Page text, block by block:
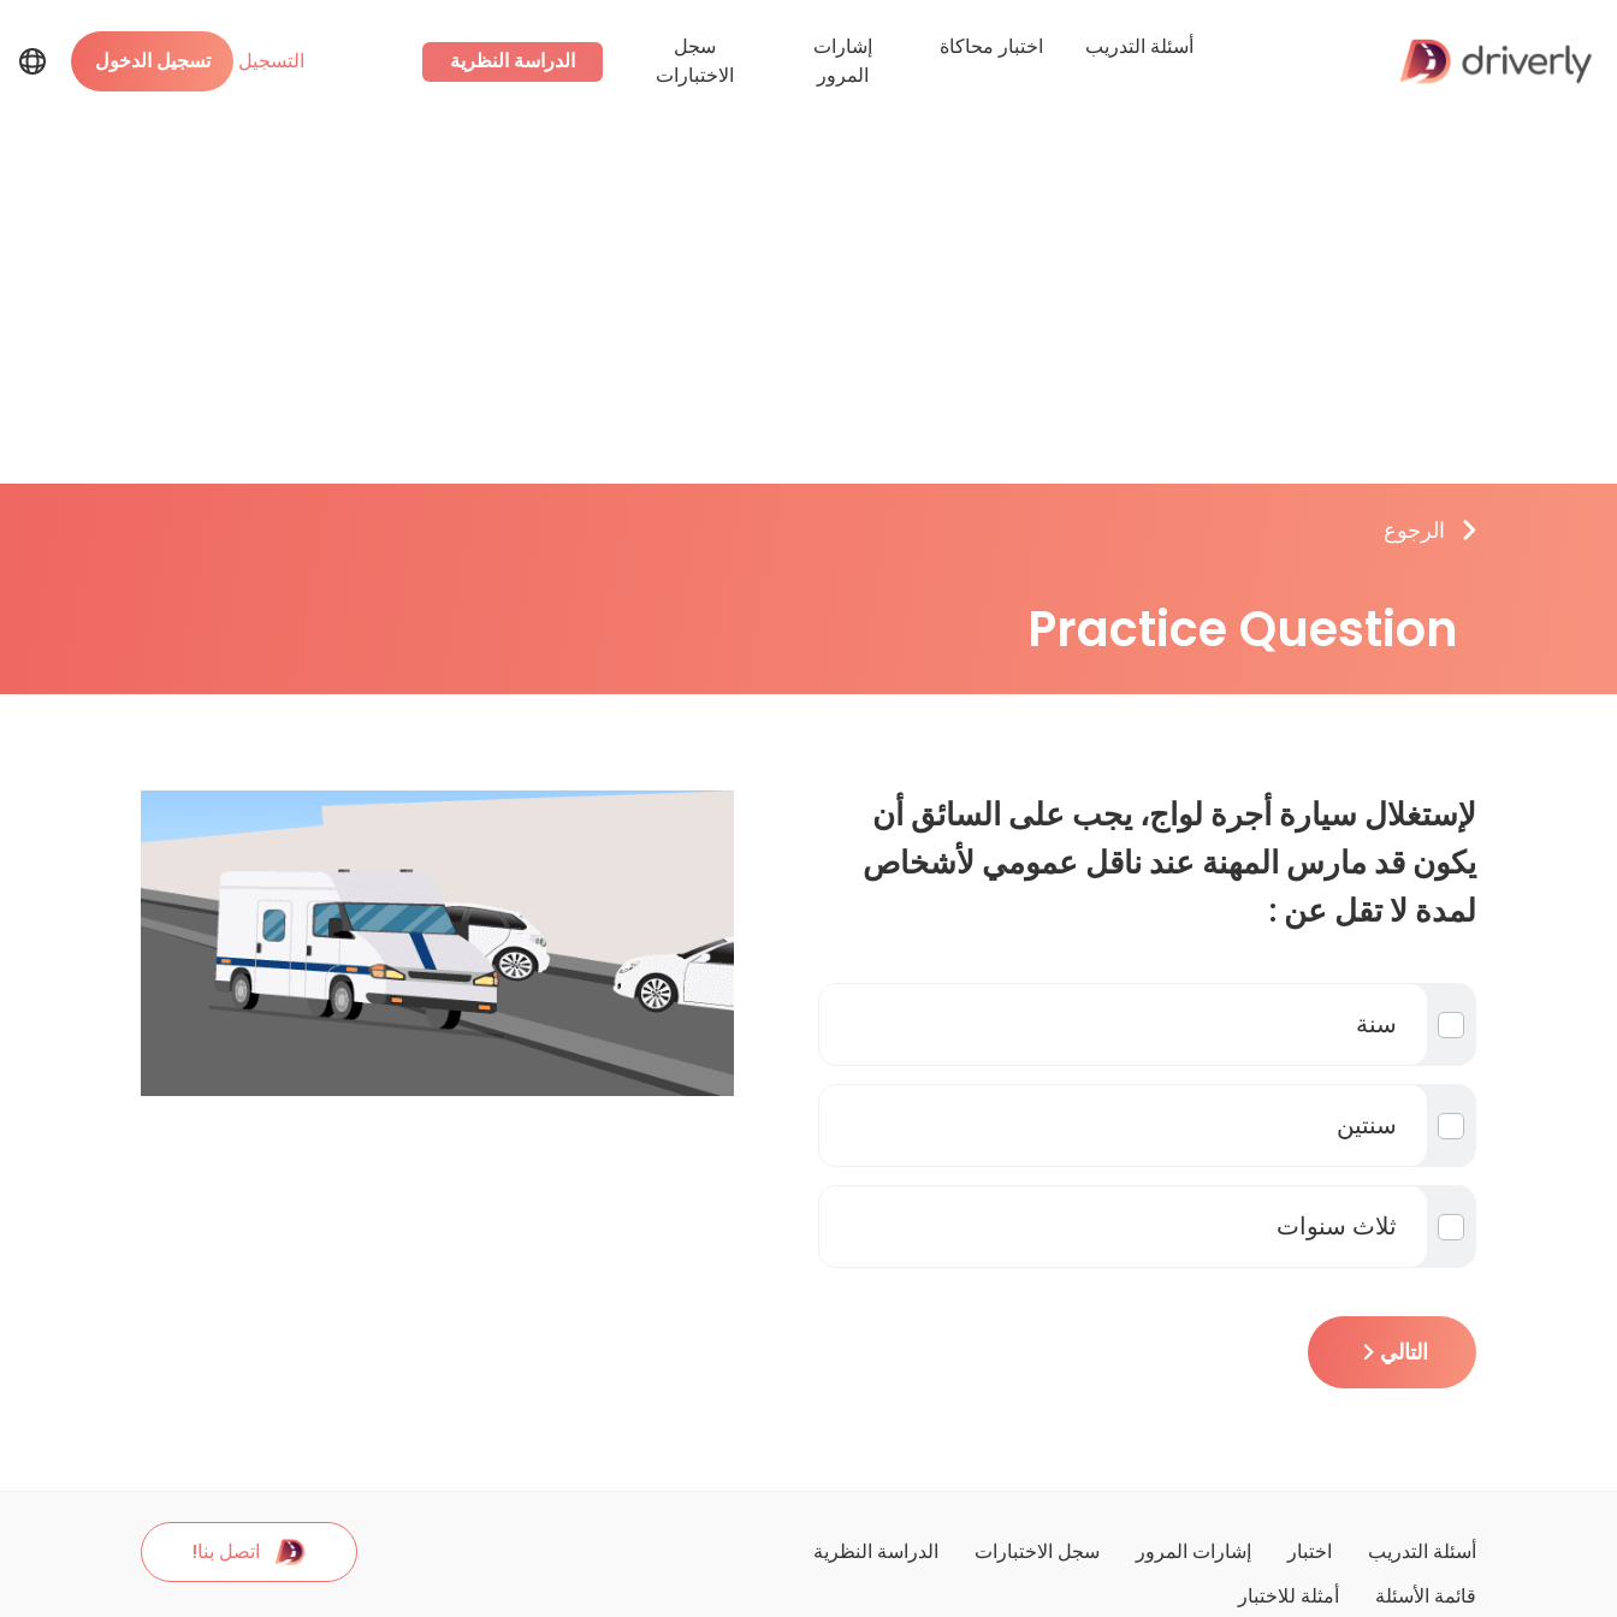
أسئلة التدريب اختبار محاكاة
إشارات
المرور
سجل
الاختبارات
الدراسة النظرية التسجيل تسجيل الدخول
الرجوع
Practice Question
لإستغلال سيارة أجرة لواج، يجب على السائق أن
يكون قد مارس المهنة عند ناقل عمومي لأشخاص
لمدة لا تقل عن :
سنة
سنتين
ثلاث سنوات
التالي
أسئلة التدريب اختبار إشارات المرور سجل الاختبارات الدراسة النظرية
اتصل بنا!
قائمة الأسئلة
أمثلة للاختبار